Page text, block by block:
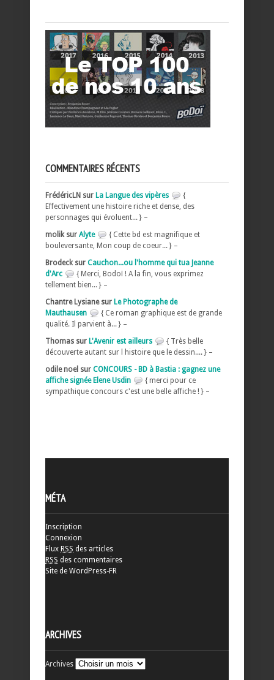
COMMENTAIRES RÉCENTS
FrédéricLN sur La Langue des vipères
{
Effectivement une histoire riche et dense, des
personnages qui évoluent... } –
molik sur Alyte
{ Cette bd est magnifique et
bouleversante, Mon coup de coeur... } –
Brodeck sur Cauchon...ou l'homme qui tua Jeanne
d'Arc
{ Merci, Bodoï ! A la fin, vous exprimez
tellement bien... } –
Chantre Lysiane sur Le Photographe de
Mauthausen
{ Ce roman graphique est de grande
qualité. Il parvient à... } –
Thomas sur L'Avenir est ailleurs
{ Très belle
découverte autant sur l histoire que le dessin.... } –
odile noel sur CONCOURS - BD à Bastia : gagnez une
affiche signée Elene Usdin
{ merci pour ce
sympathique concours c'est une belle affiche ! } –
MÉTA
Inscription
Connexion
Flux RSS des articles
RSS des commentaires
Site de WordPress-FR
ARCHIVES
Archives